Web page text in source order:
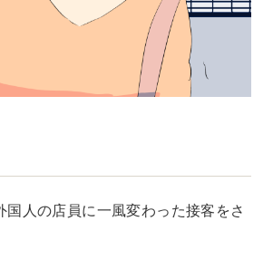
国人の店員に一風変わった接客をさ